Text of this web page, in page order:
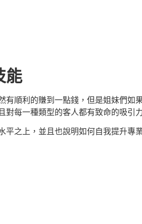
能
順利的賺到一點錢，但是姐妹們
每一種類型的客人都有致命的吸引
之上，並且也說明如何自我提升專